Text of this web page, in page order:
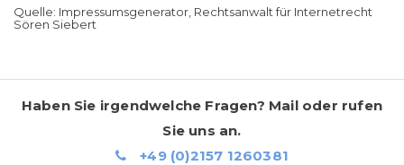
Quelle: Impressumsgenerator, Rechtsanwalt für Internetrecht
Sören Siebert
Haben Sie irgendwelche Fragen? Mail oder rufen
Sie uns an.
+49 (0)2157 1260381